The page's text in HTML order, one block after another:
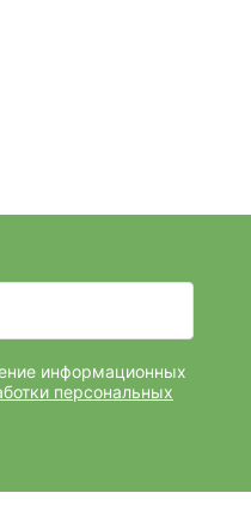
информационных
персональных